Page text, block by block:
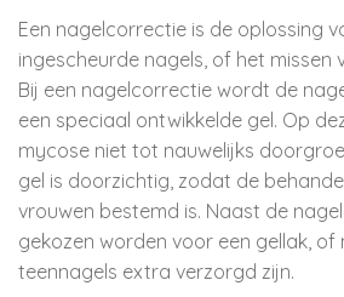
Een nagelcorrectie is de oplossing
ingescheurde nagels, of het missen
Bij een nagelcorrectie wordt de
een speciaal ontwikkelde gel. Op
mycose niet tot nauwelijks
gel is doorzichtig, zodat de
vrouwen bestemd is. Naast de
gekozen worden voor een gellak,
teennagels extra verzorgd zijn.